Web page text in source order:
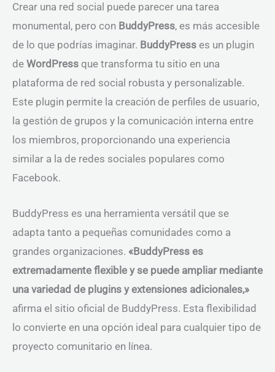
Crear una red social puede parecer una tarea
monumental, pero con BuddyPress, es más accesible
de lo que podrías imaginar. BuddyPress es un plugin
de WordPress que transforma tu sitio en una
plataforma de red social robusta y personalizable.
Este plugin permite la creación de perfiles de usuario,
la gestión de grupos y la comunicación interna entre
los miembros, proporcionando una experiencia
similar a la de redes sociales populares como
Facebook.
BuddyPress es una herramienta versátil que se
adapta tanto a pequeñas comunidades como a
grandes organizaciones. «BuddyPress es
extremadamente flexible y se puede ampliar mediante
una variedad de plugins y extensiones adicionales,»
afirma el sitio oficial de BuddyPress. Esta flexibilidad
lo convierte en una opción ideal para cualquier tipo de
proyecto comunitario en línea.